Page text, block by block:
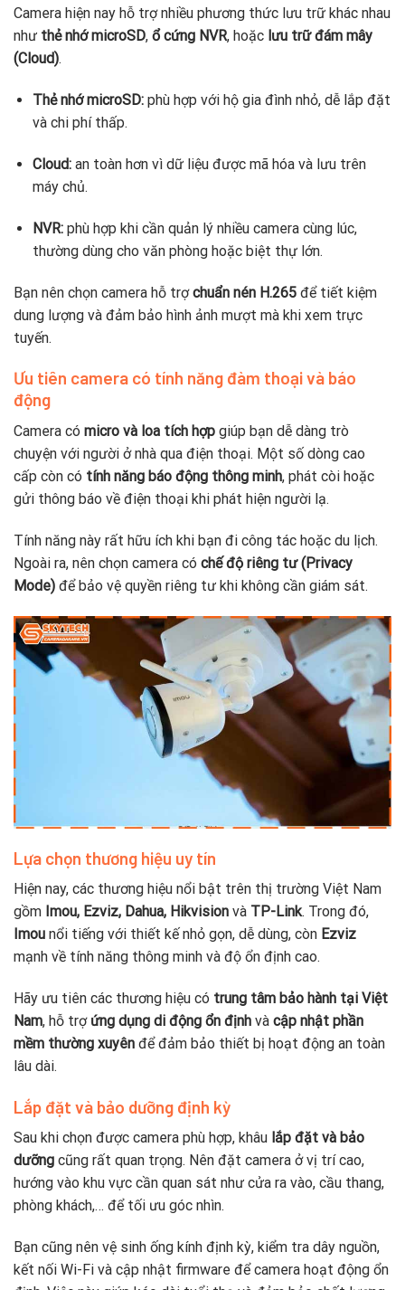
Camera hiện nay hỗ trợ nhiều phương thức lưu trữ khác nhau
như thẻ nhớ microSD, ổ cứng NVR, hoặc lưu trữ đám mây
(Cloud).
Thẻ nhớ microSD:phù hợp với hộ gia đình nhỏ, dễ lắp đặt
và chi phí thấp.
Cloud:an toàn hơn vì dữ liệu được mã hóa và lưu trên
máy chủ.
NVR:phù hợp khi cần quản lý nhiều camera cùng lúc,
thường dùng cho văn phòng hoặc biệt thự lớn.
Bạn nên chọn camera hỗ trợchuẩn nén H.265 để tiết kiệm
dung lượng và đảm bảo hình ảnh mượt mà khi xem trực
tuyến.
Ưu tiên camera có tính năng đàm thoại và báo
động
Camera có micro và loa tích hợp giúp bạn dễ dàng trò
chuyện với người ở nhà qua điện thoại. Một số dòng cao
cấp còn có tính năng báo động thông minh, phát còi hoặc
gửi thông báo về điện thoại khi phát hiện người lạ.
Tính năng này rất hữu ích khi bạn đi công tác hoặc du lịch.
Ngoài ra, nên chọn camera có chế độ riêng tư (Privacy
Mode) để bảo vệ quyền riêng tư khi không cần giám sát.
Lựa chọn thương hiệu uy tín
Hiện nay, các thương hiệu nổi bật trên thị trường Việt Nam
gồm Imou, Ezviz, Dahua, Hikvision và TP-Link. Trong đó,
Imou nổi tiếng với thiết kế nhỏ gọn, dễ dùng, còn Ezviz
mạnh về tính năng thông minh và độ ổn định cao.
Hãy ưu tiên các thương hiệu có trung tâm bảo hành tại Việt
Nam, hỗ trợ ứng dụng di động ổn định và cập nhật phần
mềm thường xuyên để đảm bảo thiết bị hoạt động an toàn
lâu dài.
Lắp đặt và bảo dưỡng định kỳ
Sau khi chọn được camera phù hợp, khâu lắp đặt và bảo
dưỡng cũng rất quan trọng. Nên đặt camera ở vị trí cao,
hướng vào khu vực cần quan sát như cửa ra vào, cầu thang,
phòng khách,… để tối ưu góc nhìn.
Bạn cũng nên vệ sinh ống kính định kỳ, kiểm tra dây nguồn,
kết nối Wi-Fi và cập nhật firmware để camera hoạt động ổn